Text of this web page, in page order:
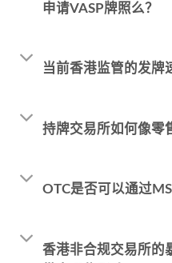
申请VASP牌照么？
当前香港监管的发牌
持牌交易所如何像零
OTC是否可以通过
香港非合规交易所的